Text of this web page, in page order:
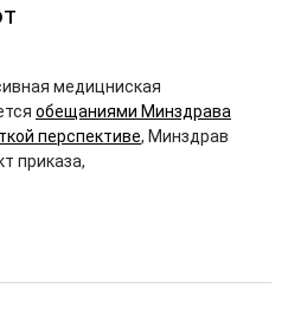
медицниская
обещаниями Минздрава
перспективе, Минздрав
приказа,